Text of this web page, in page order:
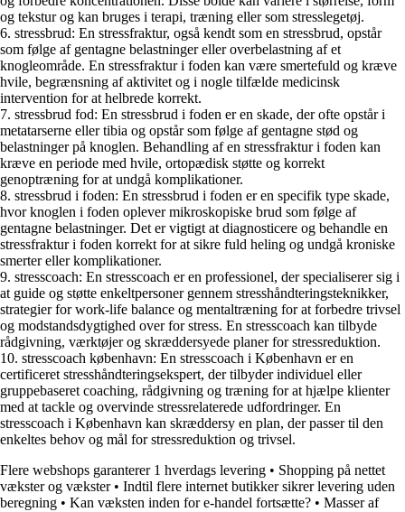
og tekstur og kan bruges i terapi, træning eller som stresslegetøj.
6. stressbrud: En stressfraktur, også kendt som en stressbrud, opstår
som følge af gentagne belastninger eller overbelastning af et
knogleområde. En stressfraktur i foden kan være smertefuld og kræve
hvile, begrænsning af aktivitet og i nogle tilfælde medicinsk
intervention for at helbrede korrekt.
7. stressbrud fod: En stressbrud i foden er en skade, der ofte opstår i
metatarserne eller tibia og opstår som følge af gentagne stød og
belastninger på knoglen. Behandling af en stressfraktur i foden kan
kræve en periode med hvile, ortopædisk støtte og korrekt
genoptræning for at undgå komplikationer.
8. stressbrud i foden: En stressbrud i foden er en specifik type skade,
hvor knoglen i foden oplever mikroskopiske brud som følge af
gentagne belastninger. Det er vigtigt at diagnosticere og behandle en
stressfraktur i foden korrekt for at sikre fuld heling og undgå kroniske
smerter eller komplikationer.
9. stresscoach: En stresscoach er en professionel, der specialiserer sig i
at guide og støtte enkeltpersoner gennem stresshåndteringsteknikker,
strategier for work-life balance og mentaltræning for at forbedre trivsel
og modstandsdygtighed over for stress. En stresscoach kan tilbyde
rådgivning, værktøjer og skræddersyede planer for stressreduktion.
10. stresscoach københavn: En stresscoach i København er en
certificeret stresshåndteringsekspert, der tilbyder individuel eller
gruppebaseret coaching, rådgivning og træning for at hjælpe klienter
med at tackle og overvinde stressrelaterede udfordringer. En
stresscoach i København kan skræddersy en plan, der passer til den
enkeltes behov og mål for stressreduktion og trivsel.
Flere webshops garanterer 1 hverdags levering • Shopping på nettet
vækster og vækster• Indtil flere internet butikker sikrer levering uden
beregning • Kan væksten inden for e-handel fortsætte? • Masser af